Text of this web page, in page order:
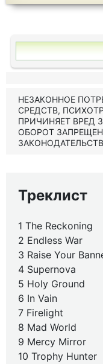
НЕЗАКОННОЕ
СРЕДСТВ,
ПРИЧИНЯЕТ ВРЕД
ОБОРОТ
Треклист
1 The Reckoning
2 Endless War
3 Raise Your
4 Supernova
5 Holy Ground
6 In Vain
7 Firelight
8 Mad World
9 Mercy Mirror
10 Trophy Hunter